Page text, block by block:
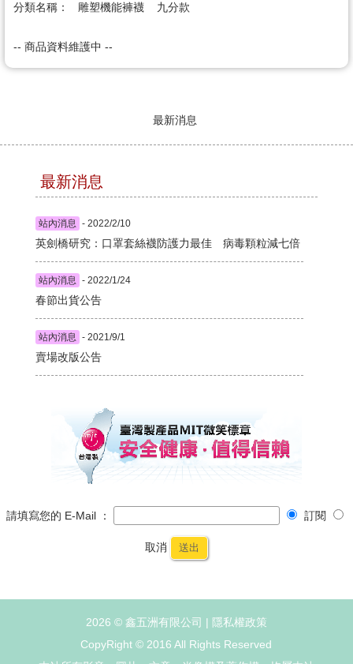
分類名稱： 雕塑機能褲襪 九分款
-- 商品資料維護中 --
最新消息
最新消息
站內消息 - 2022/2/10
英劍橋研究：口罩套絲襪防護力最佳 病毒顆粒減七倍
站內消息 - 2022/1/24
春節出貨公告
站內消息 - 2021/9/1
賣場改版公告
請填寫您的 E-Mail ： 訂閱
取消 送出
2026 © 鑫五洲有限公司 | 隱私權政策
CopyRight © 2016 All Rights Reserved